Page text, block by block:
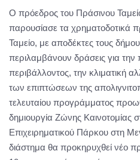
Ο πρόεδρος του Πράσινου
παρουσίασε τα χρηματοδοτικά
Ταμείο, με αποδέκτες τους
περιλαμβάνουν δράσεις για την
περιβάλλοντος, την κλιματική
των επιπτώσεων της
τελευταίου προγράμματος
δημιουργία Ζώνης Καινοτομίας
Επιχειρηματικού Πάρκου στη
διάστημα θα προκηρυχθεί νέο